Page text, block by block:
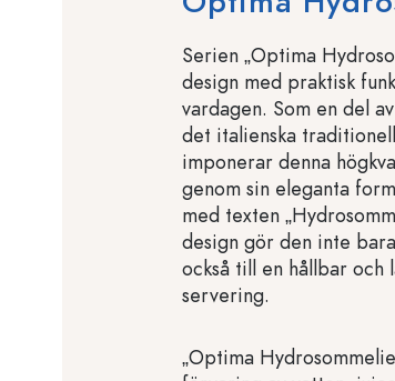
Serien „Optima
design med praktisk
vardagen. Som en del
det italienska
imponerar denna
genom sin eleganta
med texten
design gör den inte
också till en hållbar och
servering.
„Optima